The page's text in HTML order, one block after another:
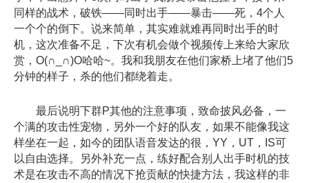
同样的战术，破铁——同时出手——暴击——死，4个人
一个个的倒下。说来简单，其实难就难再同时出手的时
机，这次准备不足，下次有机会做个视频传上来给大家欣
赏，O(∩_∩)O哈哈~。我和我朋友在他们家桥上堵了他们5
分钟的样子，杀的他们都绕着走。
最后说明下群P其他的注意事项，致命披风必备，一
个满的攻击性宠物，另外一个好的队友，如果不能像我这
样坐在一起，如今的团队语音发达的很，YY，UT，IS可
以自由选择。另外补充一点，练好配合别人出手时机的技
术是在攻击不高的情况下抢贡献的快捷方法，我这样的非